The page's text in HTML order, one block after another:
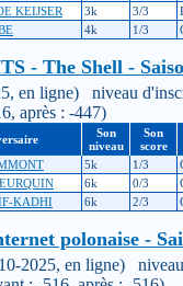
KEIJSER 3k 3/3
4k 1/3
- The Shell -
en ligne) niveau
après : -447)
Son
niveau
Son
score
5k 1/3
6k 0/3
KADHI 6k 2/3
polonaise -
2025, en ligne)